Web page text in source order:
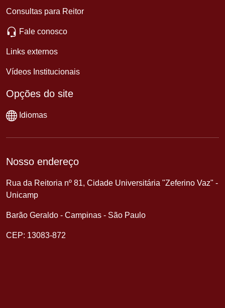
Consultas para Reitor
Fale conosco
Links externos
Vídeos Institucionais
Opções do site
Idiomas
Nosso endereço
Rua da Reitoria nº 81, Cidade Universitária "Zeferino Vaz" -
Unicamp
Barão Geraldo - Campinas - São Paulo
CEP: 13083-872